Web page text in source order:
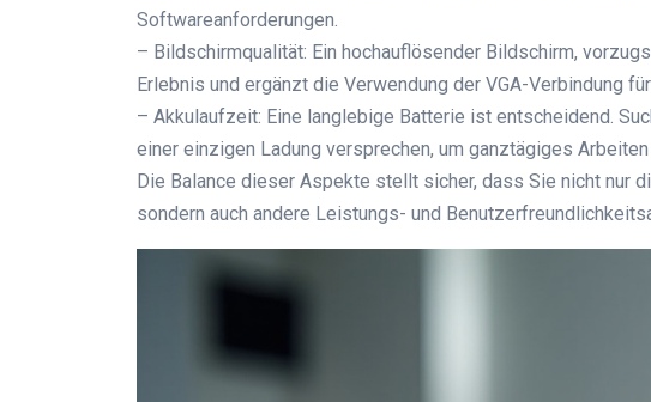
Softwareanforderungen.
– Bildschirmqualität: Ein hochauflösender Bildschirm,
Erlebnis und ergänzt die Verwendung der VGA-Verbindung
– Akkulaufzeit: Eine langlebige Batterie ist entscheidend.
einer einzigen Ladung versprechen, um ganztägiges
Die Balance dieser Aspekte stellt sicher, dass Sie nicht nur
sondern auch andere Leistungs- und